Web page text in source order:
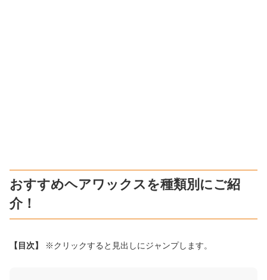
おすすめヘアワックスを種類別にご紹
介！
【目次】 ※クリックすると見出しにジャンプします。